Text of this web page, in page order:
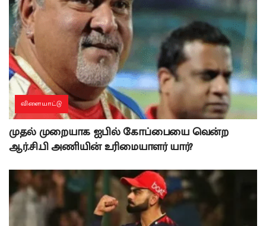
விளையாட்டு
முதல் முறையாக ஐபில் கோப்பையை வென்ற
ஆர்.சி.பி அணியின் உரிமையாளர் யார்?